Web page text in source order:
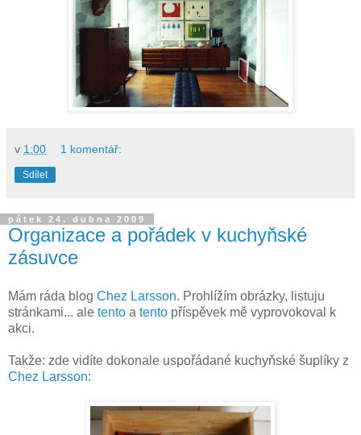
v 1:00 1 komentář:
Sdílet
pátek 24. dubna 2009
Organizace a pořádek v kuchyňské
zásuvce
Mám ráda blog Chez Larsson. Prohlížím obrázky, listuju
stránkami... ale tento a tento příspěvek mě vyprovokoval k
akci.
Takže: zde vidíte dokonale uspořádané kuchyňské šuplíky z
Chez Larsson: